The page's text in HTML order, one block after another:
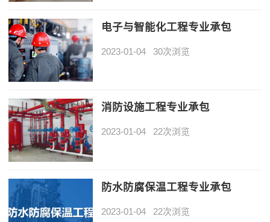
电子与智能化工程专业承包
2023-01-04 30次浏览
消防设施工程专业承包
2023-01-04 22次浏览
防水防腐保温工程专业承包
2023-01-04 22次浏览